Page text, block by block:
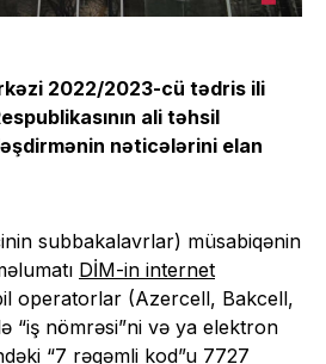
2022/2023-cü tədris ili
ali təhsil
nəticələrini elan
subbakalavrlar) müsabiqənin
DİM-in internet
operatorlar (Azercell, Bakcell,
“iş nömrəsi”ni və ya elektron
“7 rəqəmli kod”u 7727